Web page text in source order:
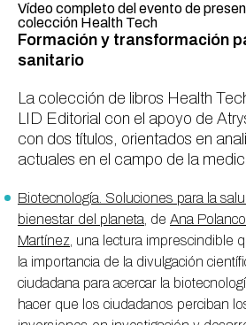
Vídeo completo del evento de
colección Health Tech
Formación y transformación
sanitario
La colección de libros Health
LID Editorial con el apoyo de
con dos títulos, orientados en
actuales en el campo de la
Biotecnología. Soluciones para la
bienestar del planeta , de Ana Polanco
Martínez , una lectura imprescindible
la importancia de la divulgación
ciudadana para acercar la
hacer que los ciudadanos perciban